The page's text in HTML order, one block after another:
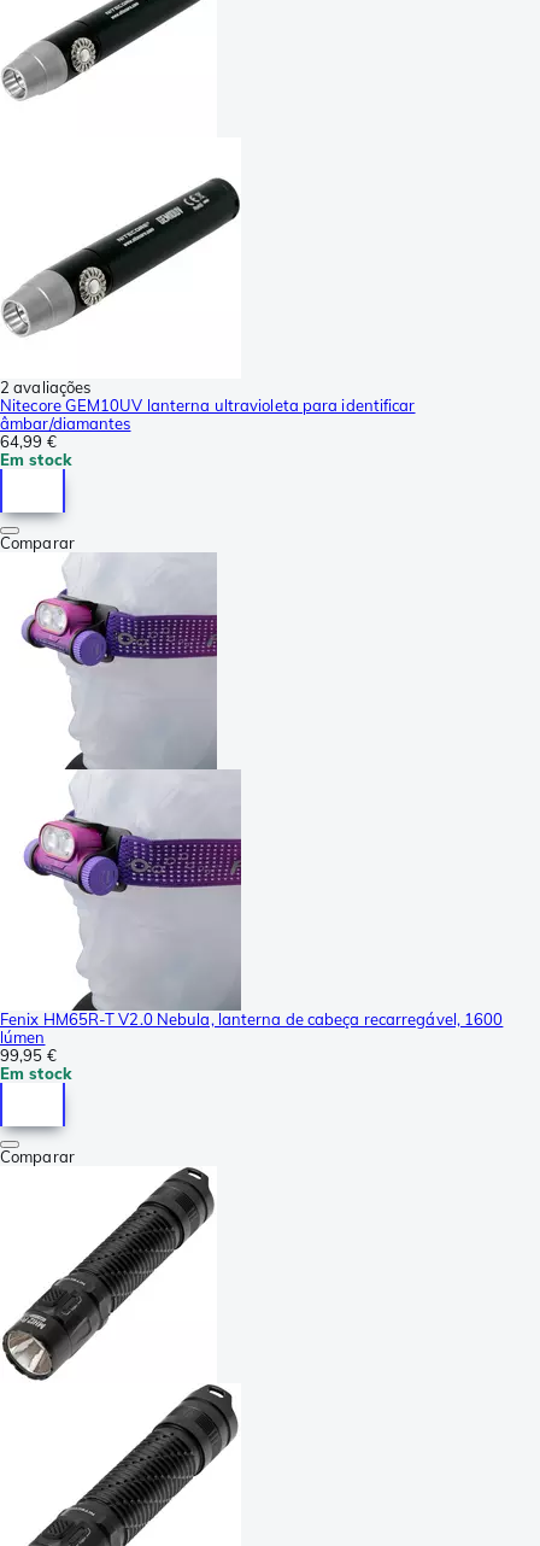
2 avaliações
Nitecore GEM10UV lanterna ultravioleta para identificar
âmbar/diamantes
64,99 €
Em stock
Comparar
Fenix HM65R-T V2.0 Nebula, lanterna de cabeça recarregável, 1600
lúmen
99,95 €
Em stock
Comparar